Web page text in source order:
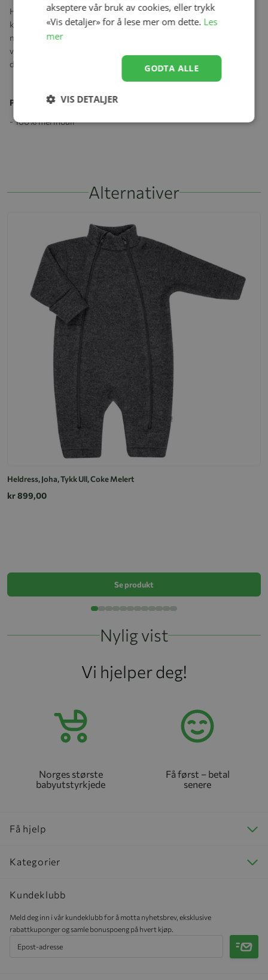
Huttelihut omslagsgenser og bukse er håndlaget med omhu og
kjærlighet, og er laget av høykvalitets merinoull som føles utrolig
myk mot huden. Den lette og pustende ullen holder barnet ditt
varmt på kjølige dager og kjøligere på varme dager, noe som gjør
det til det ideelle plagg å bruke hele året.
Produktspesifikasjoner:
- 100% merinoull
Alternativer
Heldress, Joha, Tykk Ull, Coke Melert
kr 899,00
Se produkt
Nylig vist
Vi hjelper deg!
Norges største
babyutstyrkjede
Få først – betal
senere
Få hjelp
Kategorier
Kundeklubb
Meld deg inn i vår kundeklubb for å motta nyhetsbrev, eksklusive
rabattkuponger og samle bonuspoeng på hvert kjøp.
Meld
akseptere vår bruk av cookies, eller trykk
«Vis detaljer» for å lese mer om dette. Les
mer
GODTA ALLE
VIS DETALJER